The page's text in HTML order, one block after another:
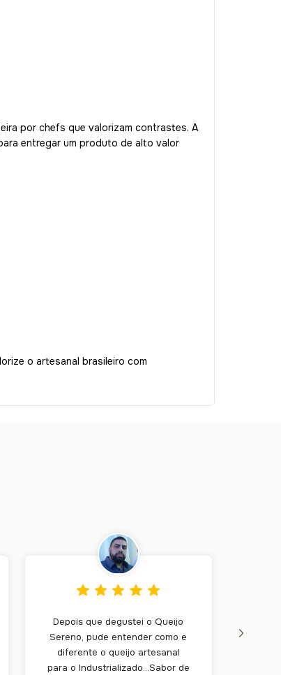
por chefs que valorizam contrastes. A
entregar um produto de alto valor
o artesanal brasileiro com
Depois que degustei o Queijo
Sereno, pude entender como e
diferente o queijo artesanal
para o Industrializado...Sabor de